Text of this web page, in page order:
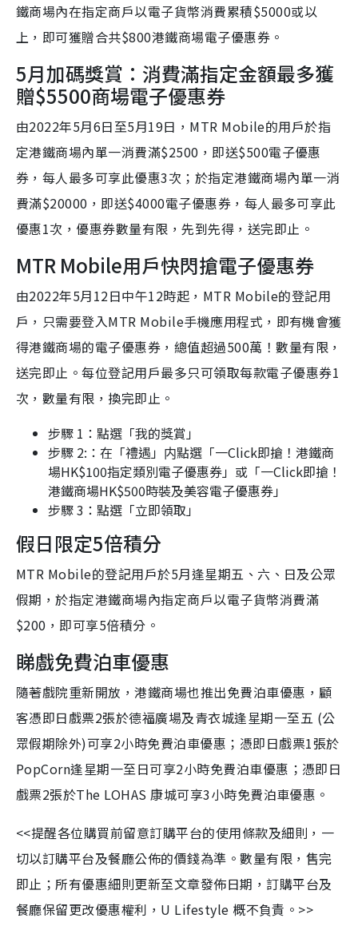
鐵商場內在指定商戶以電子貨幣消費累積$5000或以
上，即可獲贈合共$800港鐵商場電子優惠券。
5月加碼獎賞：消費滿指定金額最多獲
贈$5500商場電子優惠券
由2022年5月6日至5月19日，MTR Mobile的用戶於指
定港鐵商場內單一消費滿$2500，即送$500電子優惠
券，每人最多可享此優惠3次；於指定港鐵商場內單一消
費滿$20000，即送$4000電子優惠券，每人最多可享此
優惠1次，優惠券數量有限，先到先得，送完即止。
MTR Mobile用戶快閃搶電子優惠券
由2022年5月12日中午12時起，MTR Mobile的登記用
戶，只需要登入MTR Mobile手機應用程式，即有機會獲
得港鐵商場的電子優惠券，總值超過500萬！數量有限，
送完即止。每位登記用戶最多只可領取每款電子優惠券1
次，數量有限，換完即止。
步驟 1：點選「我的獎賞」
步驟 2:：在「禮遇」内點選「一Click即搶！港鐵商
場HK$100指定類別電子優惠券」或「一Click即搶！
港鐵商場HK$500時裝及美容電子優惠券」
步驟 3：點選「立即領取」
假日限定5倍積分
MTR Mobile的登記用戶於5月逢星期五、六、日及公眾
假期，於指定港鐵商場內指定商戶以電子貨幣消費滿
$200，即可享5倍積分。
睇戲免費泊車優惠
隨著戲院重新開放，港鐵商場也推出免費泊車優惠，顧
客憑即日戲票2張於德福廣場及青衣城逢星期一至五 (公
眾假期除外)可享2小時免費泊車優惠；憑即日戲票1張於
PopCorn逢星期一至日可享2小時免費泊車優惠；憑即日
戲票2張於The LOHAS 康城可享3小時免費泊車優惠。
<<提醒各位購買前留意訂購平台的使用條款及細則，一
切以訂購平台及餐廳公佈的價錢為準。數量有限，售完
即止；所有優惠細則更新至文章發佈日期，訂購平台及
餐廳保留更改優惠權利，U Lifestyle 概不負責。>>